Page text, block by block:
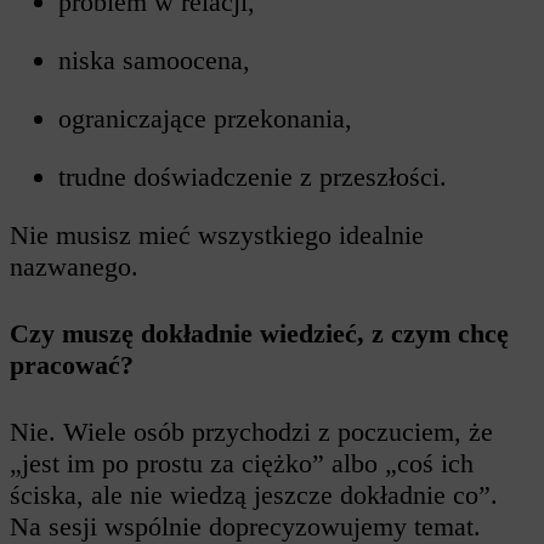
niska samoocena,
ograniczające przekonania,
trudne doświadczenie z przeszłości.
Nie musisz mieć wszystkiego idealnie
nazwanego.
Czy muszę dokładnie wiedzieć, z czym chcę
pracować?
Nie. Wiele osób przychodzi z poczuciem, że
„jest im po prostu za ciężko” albo „coś ich
ściska, ale nie wiedzą jeszcze dokładnie co”.
Na sesji wspólnie doprecyzowujemy temat.